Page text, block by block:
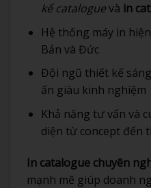
kế cataloguevà in
Hệ thống máy in
Bản và Đức
Đội ngũ thiết kế
ấn giàu kinh nghiệm
Khả năng tư vấn và
diện từ concept đến
In catalogue chuyên
mạnh mẽ giúp doanh